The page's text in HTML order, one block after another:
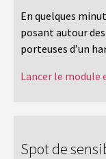
En quelques
posant autour
porteuses d’un
Lancer le module
Spot de